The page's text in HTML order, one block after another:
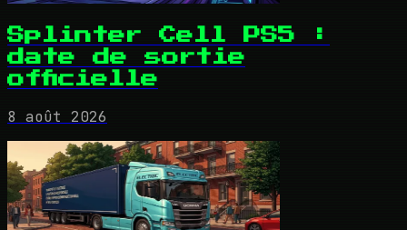
Splinter Cell PS5 :
date de sortie
officielle
8 août 2026